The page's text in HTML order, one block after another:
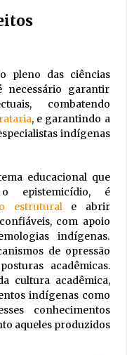
pleno das ciências
necessário garantir
combatendo
, e garantindo a
indígenas
educacional que
epistemicídio, é
estruturale abrir
com apoio
indígenas.
de opressão
acadêmicas.
cultura acadêmica,
indígenas como
conhecimentos
aqueles produzidos